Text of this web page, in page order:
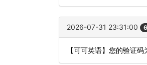
2026-07-31 23:31:00
【可可英语】您的验证